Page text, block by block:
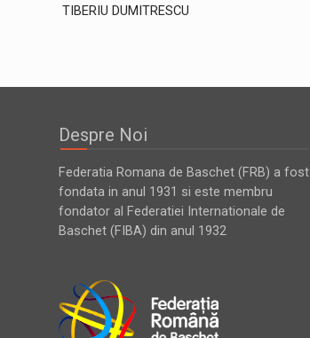
TIBERIU DUMITRESCU
Despre Noi
Federatia Romana de Baschet (FRB) a fost
fondata in anul 1931 si este membru
fondator al Federatiei Internationale de
Baschet (FIBA) din anul 1932